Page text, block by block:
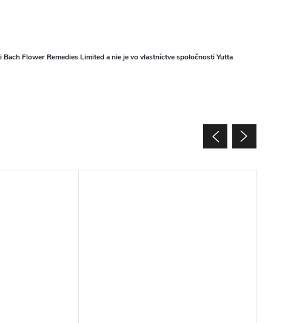
Flower Remedies Limited a nie je vo vlastníctve spoločnosti Yutta